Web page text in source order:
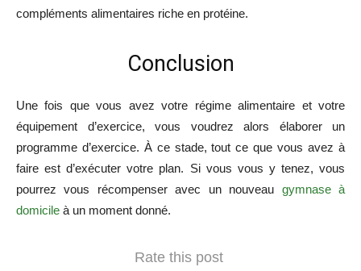
compléments alimentaires riche en protéine.
Conclusion
Une fois que vous avez votre régime alimentaire et votre
équipement d’exercice, vous voudrez alors élaborer un
programme d’exercice. À ce stade, tout ce que vous avez à
faire est d’exécuter votre plan. Si vous vous y tenez, vous
pourrez vous récompenser avec un nouveau gymnase à
domicile à un moment donné.
Rate this post